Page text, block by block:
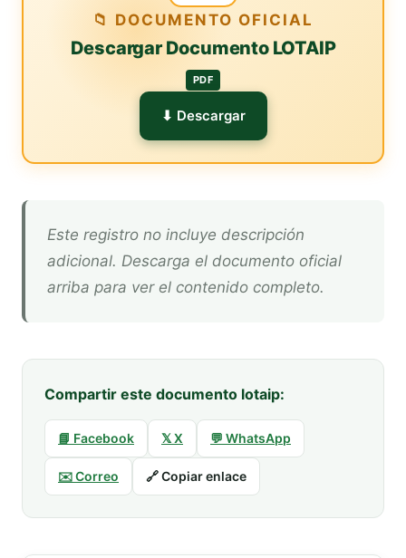
📁 DOCUMENTO OFICIAL
Descargar Documento LOTAIP
PDF
⬇ Descargar
Este registro no incluye descripción
adicional. Descarga el documento oficial
arriba para ver el contenido completo.
Compartir este documento lotaip:
📘 Facebook 𝕏 X 💬 WhatsApp
✉️ Correo 🔗 Copiar enlace